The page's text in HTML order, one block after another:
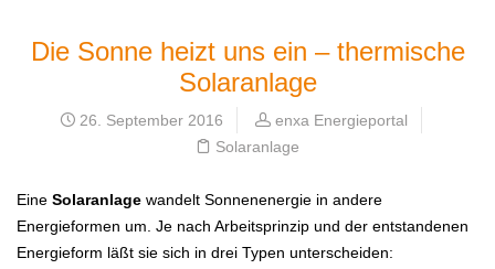
Die Sonne heizt uns ein – thermische
Solaranlage
26. September 2016
enxa Energieportal
Solaranlage
Eine Solaranlage wandelt Sonnenenergie in andere
Energieformen um. Je nach Arbeitsprinzip und der entstandenen
Energieform läßt sie sich in drei Typen unterscheiden: